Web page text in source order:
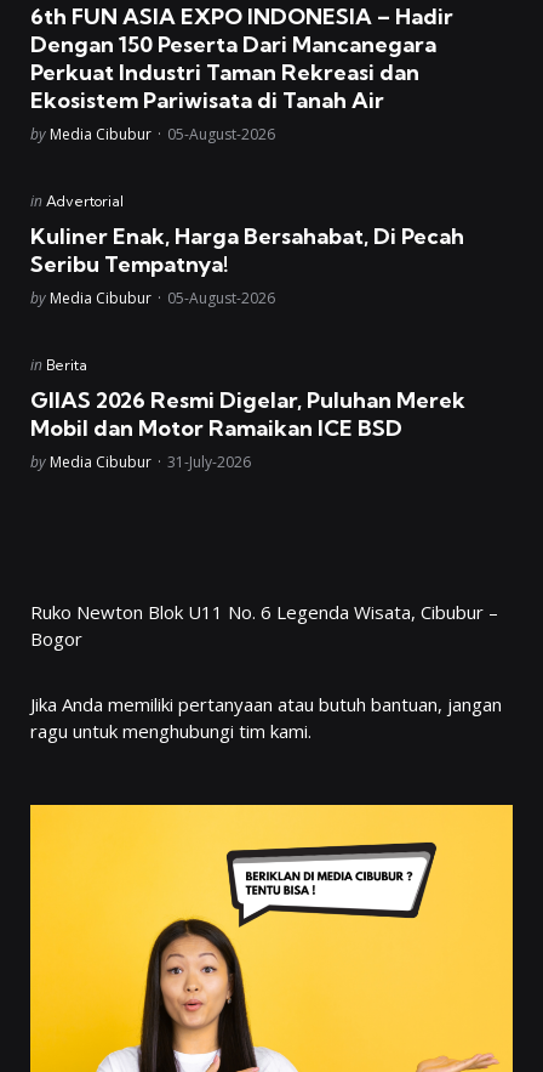
6th FUN ASIA EXPO INDONESIA – Hadir
Dengan 150 Peserta Dari Mancanegara
Perkuat Industri Taman Rekreasi dan
Ekosistem Pariwisata di Tanah Air
Posted
by Media Cibubur 05-August-2026
Posted
in Advertorial
Kuliner Enak, Harga Bersahabat, Di Pecah
Seribu Tempatnya!
Posted
by Media Cibubur 05-August-2026
Posted
in Berita
GIIAS 2026 Resmi Digelar, Puluhan Merek
Mobil dan Motor Ramaikan ICE BSD
Posted
by Media Cibubur 31-July-2026
Ruko Newton Blok U11 No. 6 Legenda Wisata, Cibubur –
Bogor
Jika Anda memiliki pertanyaan atau butuh bantuan, jangan
ragu untuk menghubungi tim kami.